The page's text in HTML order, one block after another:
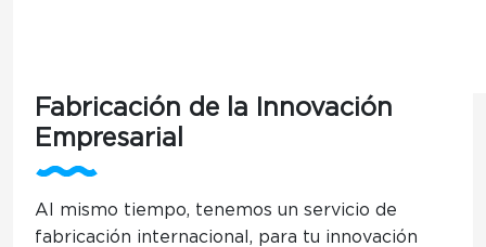
Fabricación de la Innovación
Empresarial
Al mismo tiempo, tenemos un servicio de
fabricación internacional , para tu innovación